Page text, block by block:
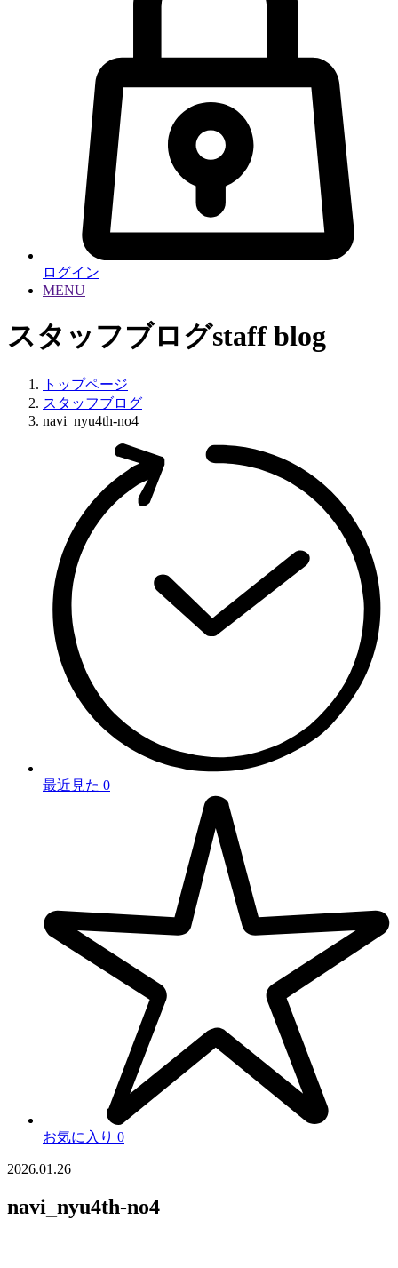
ログイン
MENU
スタッフブログstaff blog
トップページ
スタッフブログ
navi_nyu4th-no4
最近見た 0
お気に入り 0
2026.01.26
navi_nyu4th-no4